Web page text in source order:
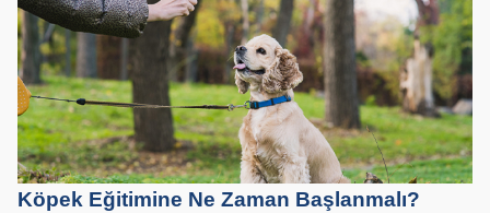
Köpek Eğitimine Ne Zaman Başlanmalı?